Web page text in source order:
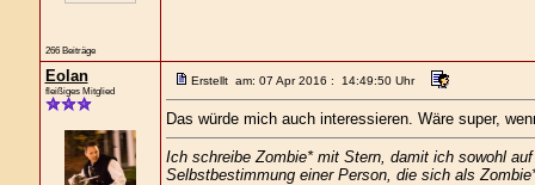
266 Beiträge
Eolan
fleißiges Mitglied
Erstellt am: 07 Apr 2016 : 14:49:50 Uhr
Das würde mich auch interessieren. Wäre super,
Ich schreibe Zombie* mit Stern, damit ich sowohl
Selbstbestimmung einer Person, die sich als